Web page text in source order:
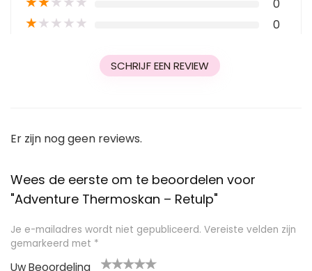
0
★★★★★ 0
SCHRIJF EEN REVIEW
Er zijn nog geen reviews.
Wees de eerste om te beoordelen voor
"Adventure Thermoskan – Retulp"
Je e-mailadres wordt niet gepubliceerd. Vereiste velden zijn
gemarkeerd met *
Uw Beoordeling